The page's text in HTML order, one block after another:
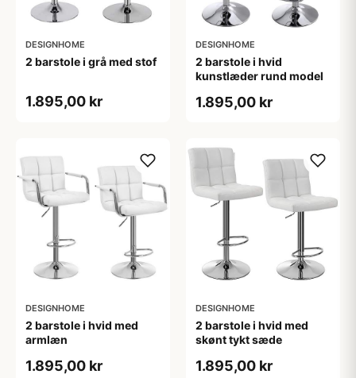
DESIGNHOME
2 barstole i grå med stof
1.895,00 kr
DESIGNHOME
2 barstole i hvid
kunstlæder rund model
1.895,00 kr
DESIGNHOME
2 barstole i hvid med
armlæn
1.895,00 kr
DESIGNHOME
2 barstole i hvid med
skønt tykt sæde
1.895,00 kr